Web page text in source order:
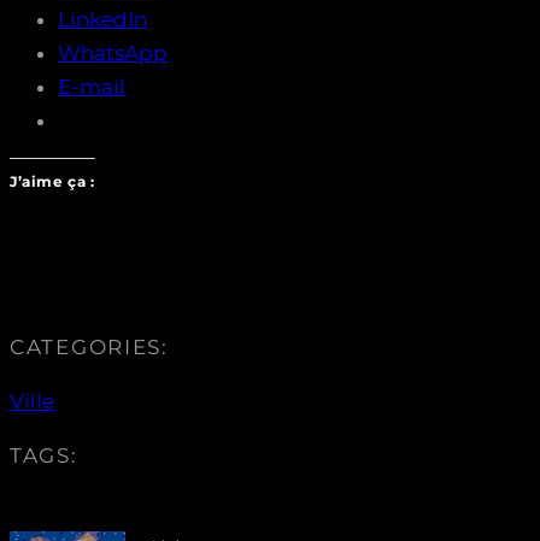
LinkedIn
WhatsApp
E-mail
J’aime ça :
CATEGORIES:
Ville
TAGS: